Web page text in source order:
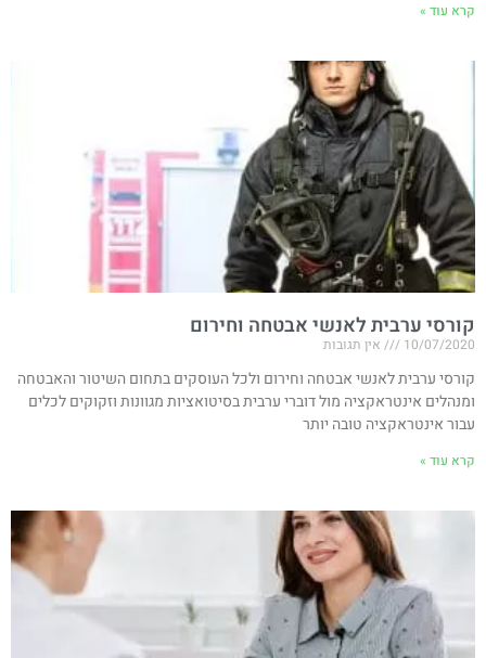
קרא עוד »
קורסי ערבית לאנשי אבטחה וחירום
10/07/2020 אין תגובות
קורסי ערבית לאנשי אבטחה וחירום ולכל העוסקים בתחום השיטור והאבטחה
ומנהלים אינטראקציה מול דוברי ערבית בסיטואציות מגוונות וזקוקים לכלים
עבור אינטראקציה טובה יותר
קרא עוד »